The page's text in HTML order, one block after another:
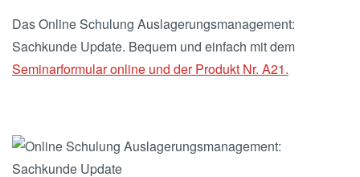
Das Online Schulung Auslagerungsmanagement:
Sachkunde Update. Bequem und einfach mit dem
Seminarformular online und der Produkt Nr. A21.